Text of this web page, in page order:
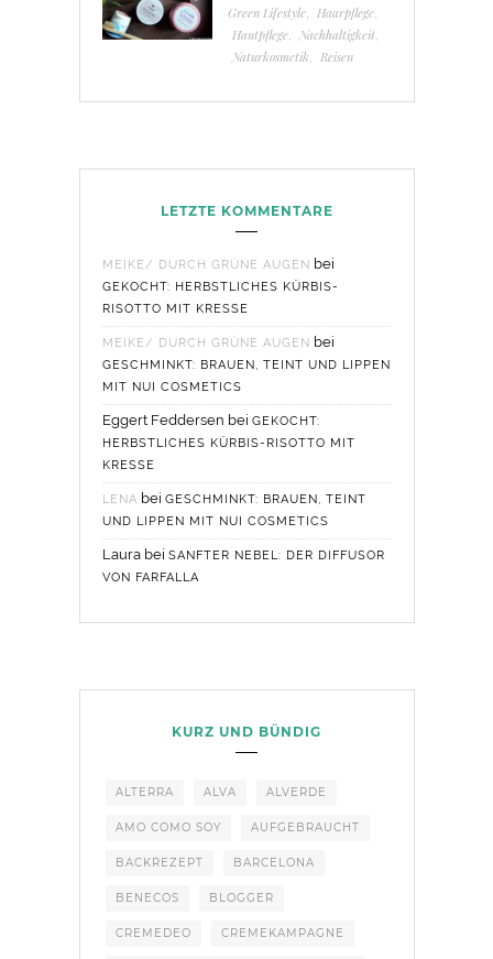
Green Lifestyle, Haarpflege,
Hautpflege, Nachhaltigkeit
Naturkosmetik
Reisen
LETZTE KOMMENTARE
MEIKE/ DURCH GRÜNE AUGEN bei
GEKOCHT: HERBSTLICHES KÜRBIS-
RISOTTO MIT KRESSE
MEIKE/ DURCH GRÜNE AUGEN bei
GESCHMINKT: BRAUEN, TEINT UND LIPPEN
MIT NUI COSMETICS
Eggert Feddersen bei GEKOCHT:
HERBSTLICHES KÜRBIS-RISOTTO MIT
KRESSE
LENA bei GESCHMINKT: BRAUEN, TEINT
UND LIPPEN MIT NUI COSMETICS
Laurabei SANFTER NEBEL: DER DIFFUSOR
VON FARFALLA
KURZ UND BÜNDIG
ALTERRA ALVA ALVERDE
AMO COMO SOY AUFGEBRAUCHT
BACKREZEPT BARCELONA
BENECOS BLOGGER
CREMEDEO CREMEKAMPAGNE